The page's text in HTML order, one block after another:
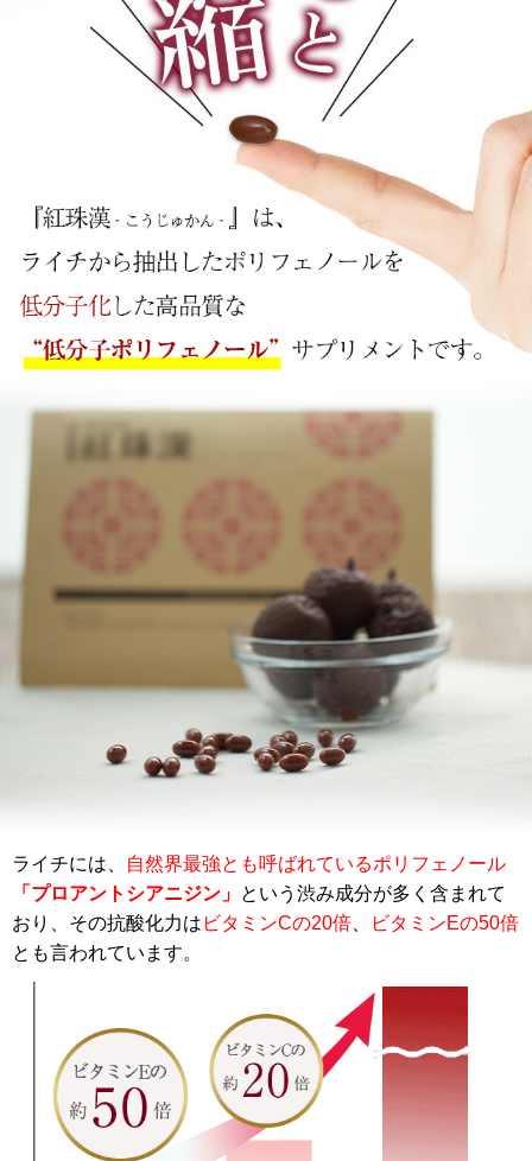
ライチには、
自然界最強とも呼ばれているポリフェノール
「プロアントシアニジン」 という渋み成分が多く含まれて
おり、その抗酸化力は ビタミンCの20倍
ビタミンEの50倍
とも言われています。